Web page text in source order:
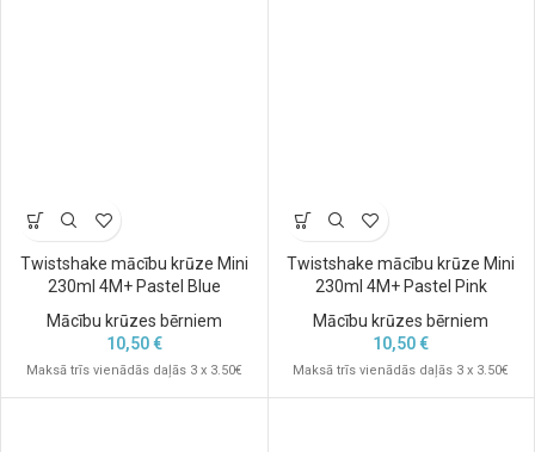
Twistshake mācību krūze Mini
230ml 4M+ Pastel Blue
Mācību krūzes bērniem
10,50€
Maksā trīs vienādās daļās 3 x 3.50€
Twistshake mācību krūze Mini
230ml 4M+ Pastel Pink
Mācību krūzes bērniem
10,50€
Maksā trīs vienādās daļās 3 x 3.50€